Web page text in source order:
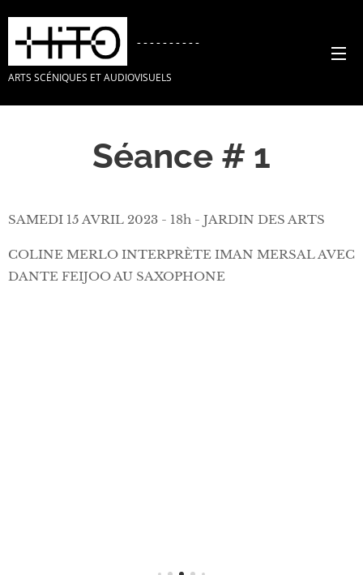
----------
ARTS SCÉNIQUES ET AUDIOVISUELS
Séance # 1
SAMEDI 15 AVRIL 2023 - 18h - JARDIN DES ARTS
COLINE MERLO INTERPRÈTE IMAN MERSAL AVEC
DANTE FEIJOO AU SAXOPHONE